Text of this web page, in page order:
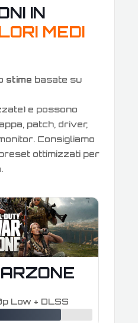
IN
MEDI
stime basate su
e possono
patch, driver,
Consigliamo
ottimizzati per
Low + DLSS